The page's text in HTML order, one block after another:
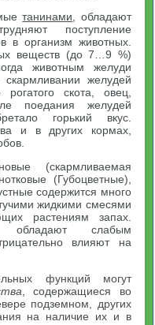
танинами , обладают
поступление
в организм животных.
веществ (до 7…9 %)
животным желуди
желудей
скота, овец,
поедания желудей
горький вкус.
и в других кормах,
(скармливаемая
(Губоцветные),
содержится много
жидкими смесями
растениям запах.
слабым
влияют на
функций могут
, содержащиеся во
подземном, других
на наличие их и в